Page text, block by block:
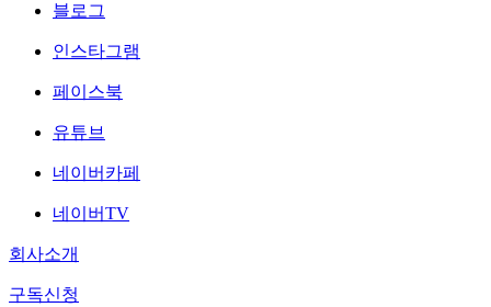
블로그
인스타그램
페이스북
유튜브
네이버카페
네이버TV
회사소개
구독신청